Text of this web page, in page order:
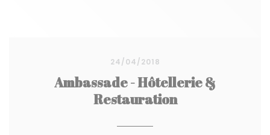
24/04/2018
Ambassade - Hôtellerie &
Restauration